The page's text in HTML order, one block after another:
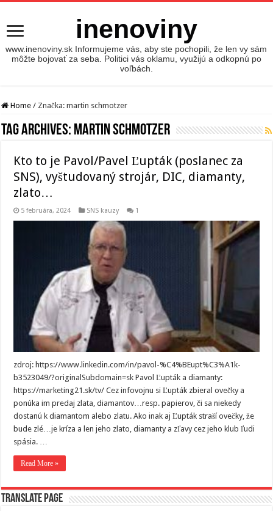
inenoviny
www.inenoviny.sk Informujeme vás, aby ste pochopili, že len vy sám
môžte bojovať za seba. Politici vás oklamu, využijú a odkopnú po
voľbách.
Home / Značka:martin schmotzer
Tag Archives: martin schmotzer
Kto to je Pavol/Pavel Ľupták (poslanec za
SNS), vyštudovaný strojár, DIC, diamanty,
zlato…
5 februára, 2024 SNS kauzy 1
zdroj: https://www.linkedin.com/in/pavol-%C4%BEupt%C3%A1k-
b3523049/?originalSubdomain=sk Pavol Ľupták a diamanty:
https://marketing21.sk/tv/ Cez infovojnu si Ľupták zbieral ovečky a
ponúka im predaj zlata, diamantov…resp. papierov, či sa niekedy
dostanú k diamantom alebo zlatu. Ako inak aj Ľupták straší ovečky, že
bude zlé…je kríza a len jeho zlato, diamanty a zľavy cez jeho klub ľudi
spásia. …
Read More »
Translate page